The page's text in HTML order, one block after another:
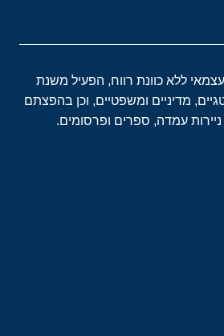
עצמאי ללא כוונת רווח, הפעיל משנת
מדיניים ומשפטיים, וכן בהפצתם
עמדה, ספרים ופרסומים.